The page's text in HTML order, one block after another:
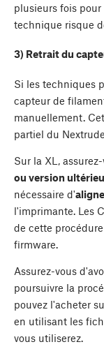
plusieurs fois
technique risque
3) Retrait du
Si les techniques
capteur de
manuellement.
partiel du
Sur la XL,
ou version
nécessaire d'
l'imprimante. Les
de cette
firmware.
Assurez-vous
poursuivre la
pouvez l'acheter
en utilisant les
vous utiliserez.